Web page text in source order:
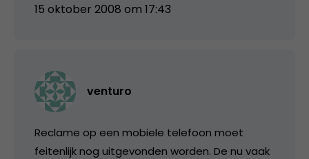
15 oktober 2008 om 17:43
venturo
Reclame op een mobiele telefoon moet
feitenlijk nog uitgevonden worden. De nu vaak